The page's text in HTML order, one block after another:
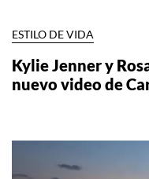
ESTILO DE VIDA
Kylie Jenner y
nuevo video de